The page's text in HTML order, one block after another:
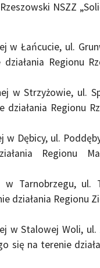
NSZZ
w Łańcucie, ul.
Regionu
w Strzyżowie, ul.
Regionu
Dębicy, ul.
Regionu
w Tarnobrzegu, ul.
działania Regionu
w Stalowej Woli, ul.
się na terenie